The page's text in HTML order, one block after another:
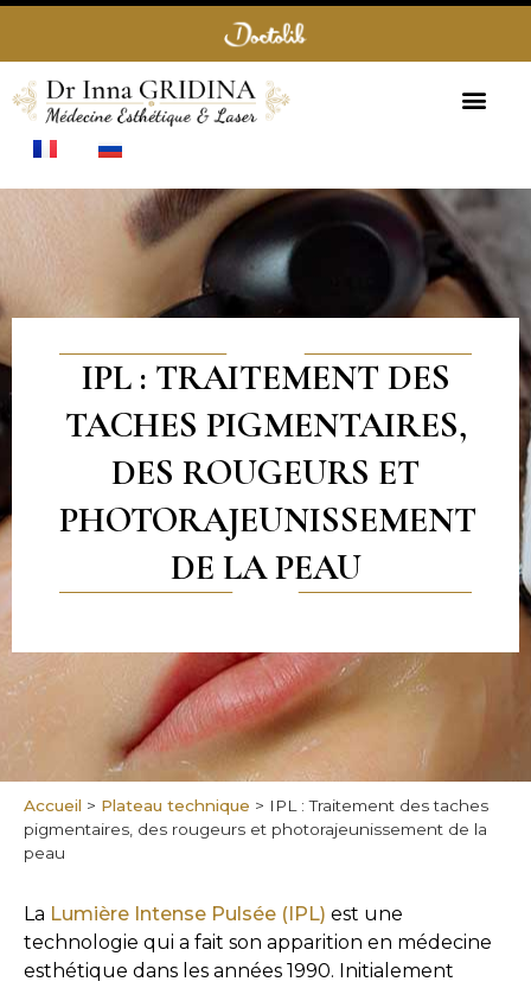
IPL : TRAITEMENT DES
TACHES PIGMENTAIRES,
DES ROUGEURS ET
PHOTORAJEUNISSEMENT
DE LA PEAU
Accueil > Plateau technique > IPL : Traitement des taches
pigmentaires, des rougeurs et photorajeunissement de la
peau
La Lumière Intense Pulsée (IPL) est une
technologie qui a fait son apparition en médecine
esthétique dans les années 1990. Initialement